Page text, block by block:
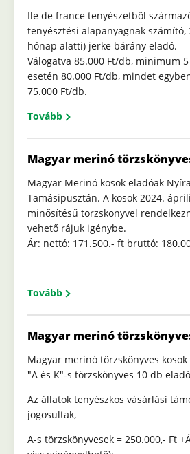
Ile de france tenyészetből
tenyésztési alapanyagnak
hónap alatti) jerke bárány eladó.
Válogatva 85.000 Ft/db, minimum
esetén 80.000 Ft/db, mindet
75.000 Ft/db.
Tovább
Magyar merinó
Magyar Merinó kosok eladóak
Tamásipusztán. A kosok 2024.
minősítésű törzskönyvel
vehető rájuk igénybe.
Ár: nettó: 171.500.- ft bruttó:
Tovább
Magyar merinó
Magyar merinó törzskönyves
"A és K"-s törzskönyves 10 db
Az állatok tenyészkos vásárlási
jogosultak,
A-s törzskönyvesek = 250.000,- Ft